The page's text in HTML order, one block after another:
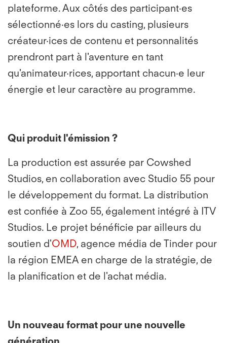
plateforme. Aux côtés des participant·es
sélectionné·es lors du casting, plusieurs
créateur·ices de contenu et personnalités
prendront part à l'aventure en tant
qu'animateur·rices, apportant chacun·e leur
énergie et leur caractère au programme.
Qui produit l'émission ?
La production est assurée par Cowshed
Studios, en collaboration avec Studio 55 pour
le développement du format. La distribution
est confiée à Zoo 55, également intégré à ITV
Studios. Le projet bénéficie par ailleurs du
soutien d'OMD, agence média de Tinder pour
la région EMEA en charge de la stratégie, de
la planification et de l'achat média.
Un nouveau format pour une nouvelle